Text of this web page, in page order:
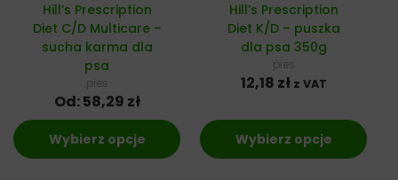
Hill’s Prescription
Diet C/D Multicare –
sucha karma dla
psa
pies
Od:58,29 zł
Wybierz opcje
Hill’s Prescription
Diet K/D – puszka
dla psa 350g
pies
12,18 zł z VAT
Wybierz opcje